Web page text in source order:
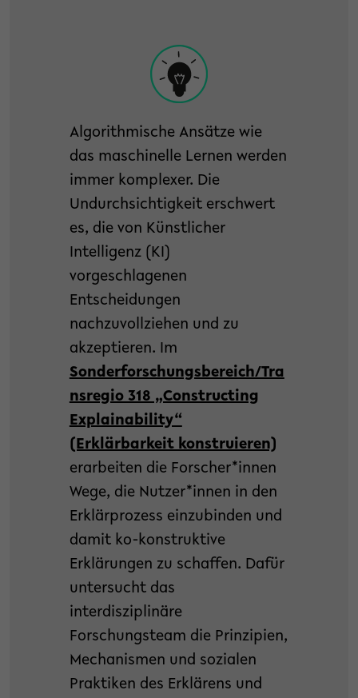
Algorithmische Ansätze wie
das maschinelle Lernen werden
immer komplexer. Die
Undurchsichtigkeit erschwert
es, die von Künstlicher
Intelligenz (KI)
vorgeschlagenen
Entscheidungen
nachzuvollziehen und zu
akzeptieren. Im
Sonderforschungsbereich/Tra
nsregio 318 „Constructing
Explainability“
(Erklärbarkeit konstruieren)
erarbeiten die Forscher*innen
Wege, die Nutzer*innen in den
Erklärprozess einzubinden und
damit ko-konstruktive
Erklärungen zu schaffen. Dafür
untersucht das
interdisziplinäre
Forschungsteam die Prinzipien,
Mechanismen und sozialen
Praktiken des Erklärens und